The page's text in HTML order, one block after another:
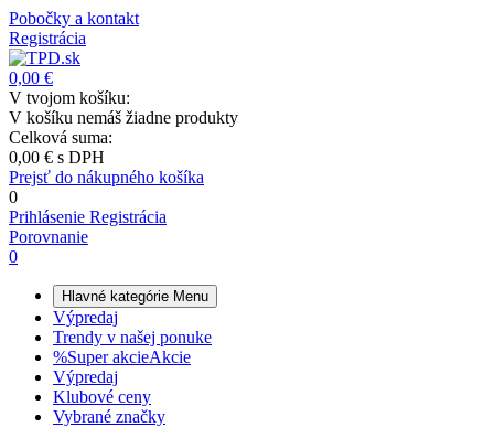
Pobočky a kontakt
Registrácia
0,00 €
V tvojom košíku:
V košíku nemáš žiadne produkty
Celková suma:
0,00 € s DPH
Prejsť do nákupného košíka
0
Prihlásenie Registrácia
Porovnanie
0
Hlavné kategórie Menu
Výpredaj
Trendy v našej ponuke
%Super akcieAkcie
Výpredaj
Klubové ceny
Vybrané značky